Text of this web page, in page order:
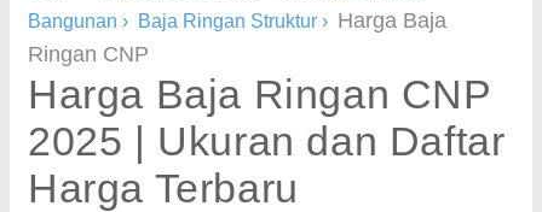
Bangunan › Baja Ringan Struktur › Harga Baja
Ringan CNP
Harga Baja Ringan CNP
2025 | Ukuran dan Daftar
Harga Terbaru